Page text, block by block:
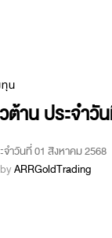
น
ต้าน ประจำวั
จำวันที่ 01 สิงหาคม 2568
ARRGoldTrading